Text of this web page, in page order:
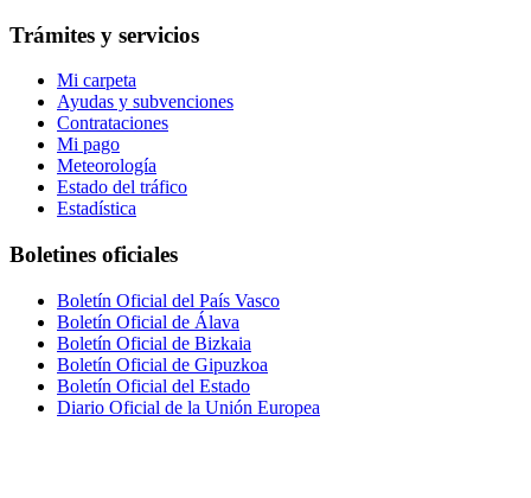
Trámites y servicios
Mi carpeta
Ayudas y subvenciones
Contrataciones
Mi pago
Meteorología
Estado del tráfico
Estadística
Boletines oficiales
Boletín Oficial del País Vasco
Boletín Oficial de Álava
Boletín Oficial de Bizkaia
Boletín Oficial de Gipuzkoa
Boletín Oficial del Estado
Diario Oficial de la Unión Europea